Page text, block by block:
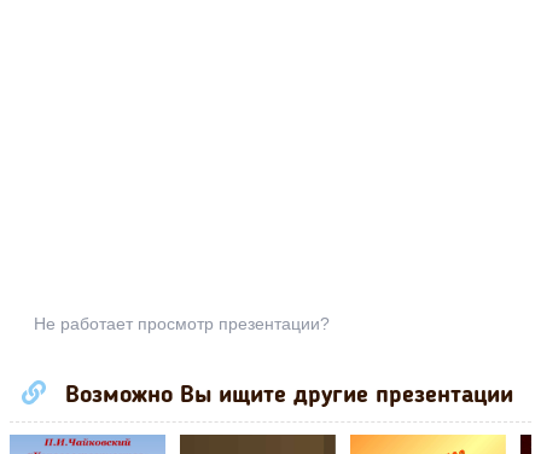
Не работает просмотр презентации?
Возможно Вы ищите другие презентации